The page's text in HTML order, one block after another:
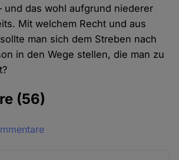
und das wohl aufgrund niederer
Mit welchem Recht und aus
man sich dem Streben nach
in den Wege stellen, die man zu
(56)